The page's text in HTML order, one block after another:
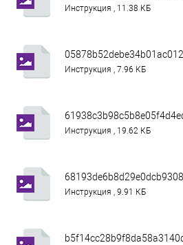
Инструкция , 11.38 КБ
Инструкция , 7.96 КБ
Инструкция , 19.62 КБ
Инструкция , 9.91 КБ